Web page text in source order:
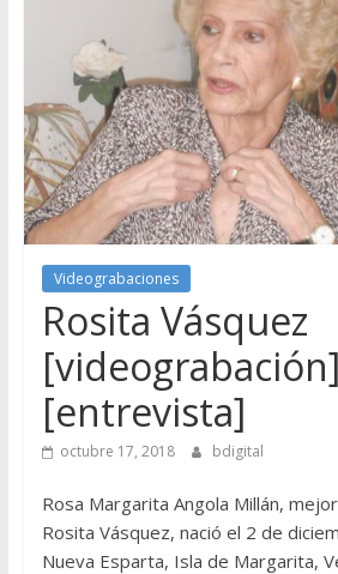
Videograbaciones
Rosita Vásquez
[entrevista]
octubre 17, 2018 bdigital
Rosa Margarita Angola Millán,
Rosita Vásquez, nació el 2 de
Nueva Esparta, Isla de Margarita,